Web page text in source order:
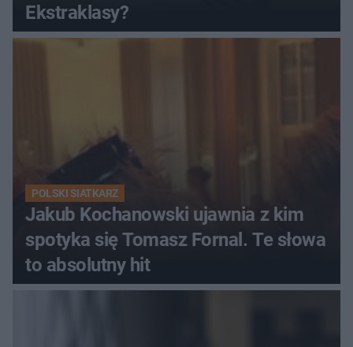
Ekstraklasy?
POLSKI SIATKARZ
Jakub Kochanowski ujawnia z kim
spotyka się Tomasz Fornal. Te słowa
to absolutny hit